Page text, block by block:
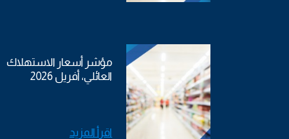
مؤشر أسعار الاستهلاك
العائلي، أفريل 2026
اقرأ المزيد